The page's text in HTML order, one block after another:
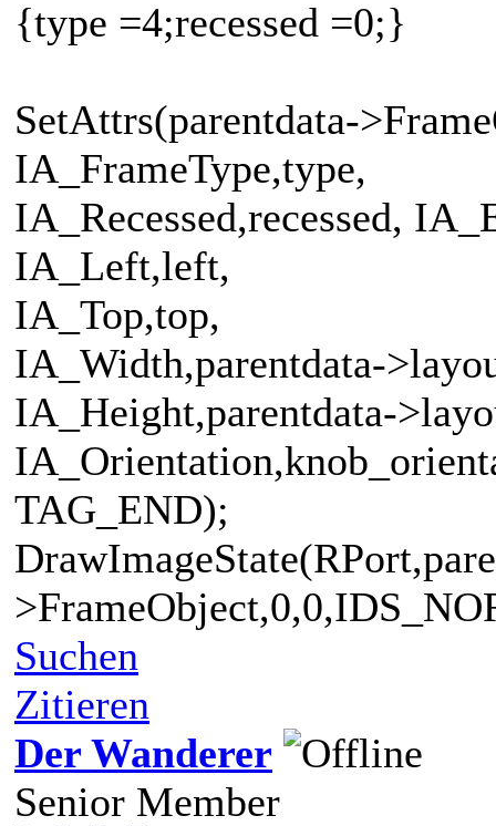
{type =4;recessed =0;}
SetAttrs(parentdata-
IA_FrameType,type,
IA_Recessed,recessed,
IA_Left,left,
IA_Top,top,
IA_Width,parentdata-
IA_Height,parentdata-
TAG_END);
Suchen
Zitieren
Der Wanderer
Senior Member